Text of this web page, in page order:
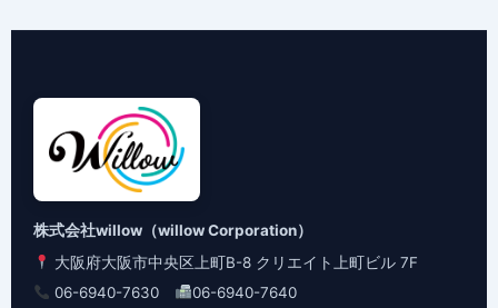
株式会社willow（willow Corporation）
大阪府大阪市中央区上町B-8 クリエイト上町ビル 7F
06-6940-7630
06-6940-7640